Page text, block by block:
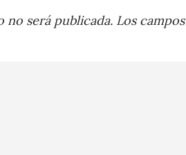
será publicada. Los